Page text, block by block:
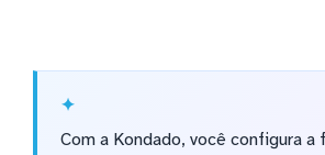
Com a Kondado, você configura a